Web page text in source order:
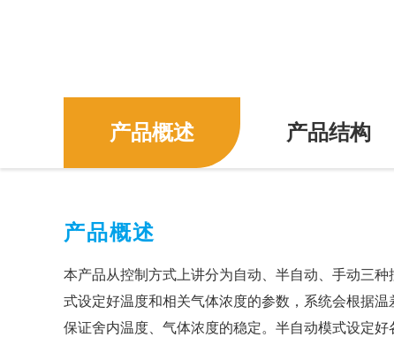
产品概述 产品结构
产品概述
本产品从控制方式上讲分为自动、半自动、手动三
式设定好温度和相关气体浓度的参数，系统会根据
保证舍内温度、气体浓度的稳定。半自动模式设定